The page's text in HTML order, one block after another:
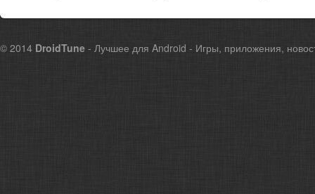
© 2014 DroidTune - Лучшее для Android - Игры, приложения,